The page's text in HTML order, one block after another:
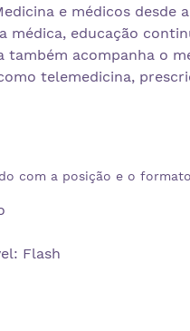
e médicos desde
médica, educação
também acompanha o
telemedicina,
com a posição e o
Flash